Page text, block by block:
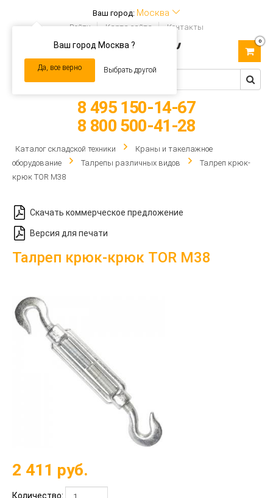
Ваш город: Москва
Ваш город Москва ?
Да, все верно Выбрать другой
Войти Карта сайта Контакты
navigation
0
8 495 150-14-67
8 800 500-41-28
Каталог складской техники
Краны и такелажное
оборудование
Талрепы различных видов
Талреп крюк-
крюк TOR М38
Скачать коммерческое предложение
Версия для печати
Талреп крюк-крюк TOR М38
2 411 руб.
Количество: